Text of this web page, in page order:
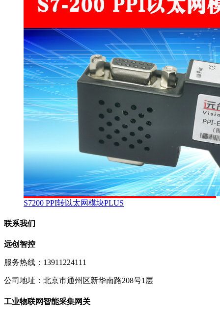
S7200 PPI转以太网模块PLUS
联系我们
远创智控
服务热线：13911224111
公司地址：北京市通州区新华南路208号1层
工业物联网智能采集网关